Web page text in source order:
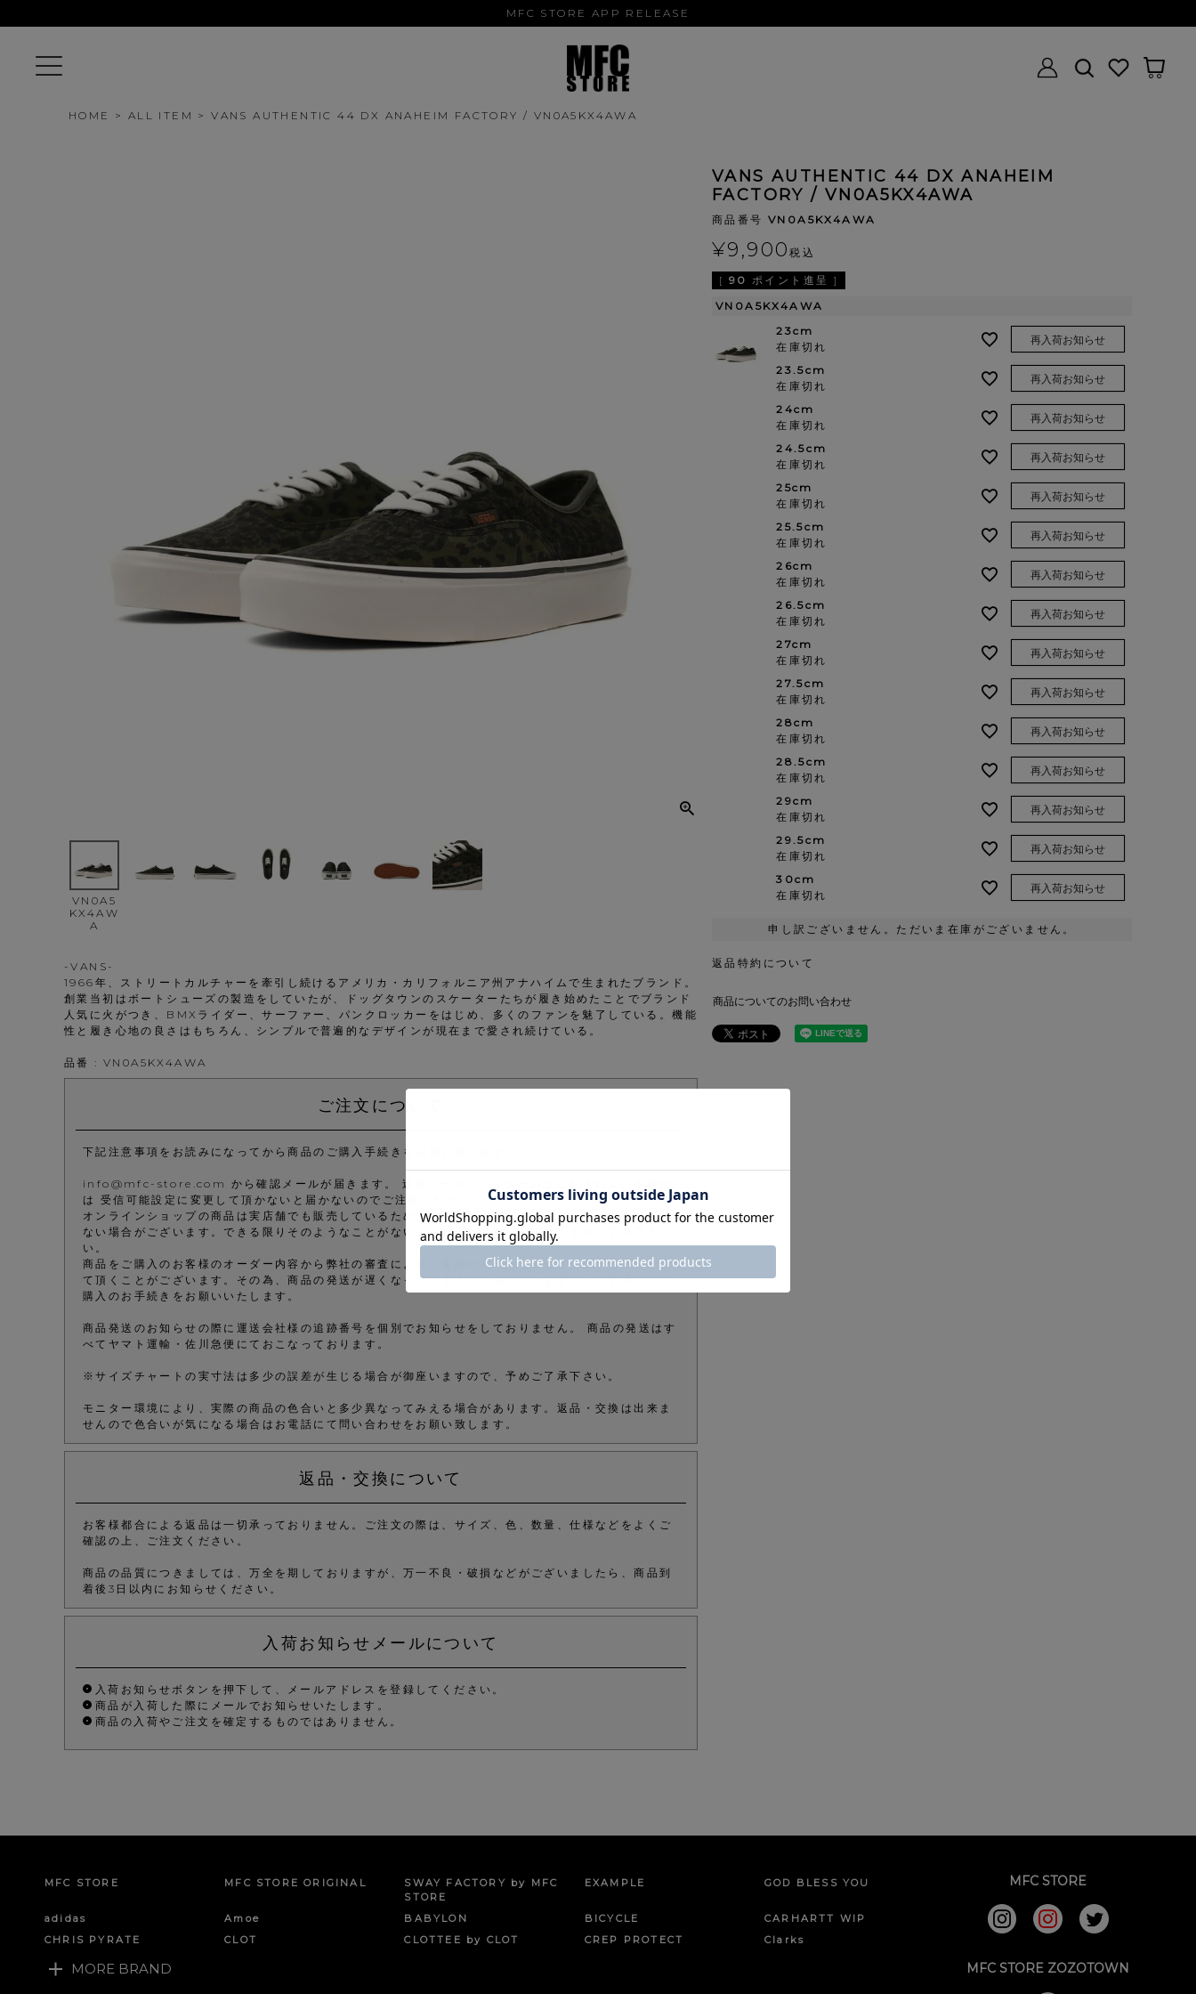
MFC STORE APP RELEASE
HOME ALL ITEM VANS AUTHENTIC 44 DX ANAHEIM FACTORY / VN0A5KX4AWA
VN0A5
KX4AW
A
-VANS-
1966年、ストリートカルチャーを牽引し続けるアメリカ・カリフォルニア州アナハイムで生まれたブランド。
創業当初はボートシューズの製造をしていたが、ドッグタウンのスケーターたちが履き始めたことでブランド
人気に火がつき、BMXライダー、サーファー、パンクロッカーをはじめ、多くのファンを魅了している。機能
性と履き心地の良さはもちろん、シンプルで普遍的なデザインが現在まで愛され続けている。
品番 : VN0A5KX4AWA
ご注文について
下記注意事項をお読みになってから商品のご購入手続きをお願い致します。
info@mfc-store.com から確認メールが届きます。 迷惑メールフィルターの設定をされている場合
は 受信可能設定に変更して頂かないと届かないのでご注意ください。
オンラインショップの商品は実店舗でも販売しているため、ご注文確定後でもタイミングにより在庫が
ない場合がございます。できる限りそのようなことがないよう管理しておりますが、予めご了承下さ
い。
商品をご購入のお客様のオーダー内容から弊社の審査により、電話やメールなどでオーダーを確認させ
て頂くことがございます。その為、商品の発送が遅くなってしまうこともございますが、ご了承の上ご
購入のお手続きをお願いいたします。
商品発送のお知らせの際に運送会社様の追跡番号を個別でお知らせをしておりません。 商品の発送はす
べてヤマト運輸・佐川急便にておこなっております。
※サイズチャートの実寸法は多少の誤差が生じる場合が御座いますので、予めご了承下さい。
モニター環境により、実際の商品の色合いと多少異なってみえる場合があります。返品・交換は出来ま
せんので色合いが気になる場合はお電話にて問い合わせをお願い致します。
返品・交換について
お客様都合による返品は一切承っておりません。ご注文の際は、サイズ、色、数量、仕様などをよくご
確認の上、ご注文ください。
商品の品質につきましては、万全を期しておりますが、万一不良・破損などがございましたら、商品到
着後3日以内にお知らせください。
入荷お知らせメールについて
入荷お知らせボタンを押下して、メールアドレスを登録してください。
商品が入荷した際にメールでお知らせいたします。
商品の入荷やご注文を確定するものではありません。
VANS AUTHENTIC 44 DX ANAHEIM
FACTORY / VN0A5KX4AWA
商品番号 VN0A5KX4AWA
¥9,900税込
[ 90 ポイント進呈 ]
VN0A5KX4AWA
23cm
在庫切れ
再入荷お知らせ
23.5cm
在庫切れ
再入荷お知らせ
24cm
在庫切れ
再入荷お知らせ
24.5cm
在庫切れ
再入荷お知らせ
25cm
在庫切れ
再入荷お知らせ
25.5cm
在庫切れ
再入荷お知らせ
26cm
在庫切れ
再入荷お知らせ
26.5cm
在庫切れ
再入荷お知らせ
27cm
在庫切れ
再入荷お知らせ
27.5cm
在庫切れ
再入荷お知らせ
28cm
在庫切れ
再入荷お知らせ
28.5cm
在庫切れ
再入荷お知らせ
29cm
在庫切れ
再入荷お知らせ
29.5cm
在庫切れ
再入荷お知らせ
30cm
在庫切れ
再入荷お知らせ
申し訳ございません。ただいま在庫がございません。
返品特約について
商品についてのお問い合わせ
MFC STORE MFC STORE ORIGINAL
SWAY FACTORY by MFC
STORE
EXAMPLE GOD BLESS YOU
adidas Amoe BABYLON BICYCLE
CARHARTT WIP
CHRIS PYRATE
CLOT CLOTTEE by CLOT CREP PROTECT Clarks
MORE BRAND
MFC STORE
MFC STORE ZOZOTOWN